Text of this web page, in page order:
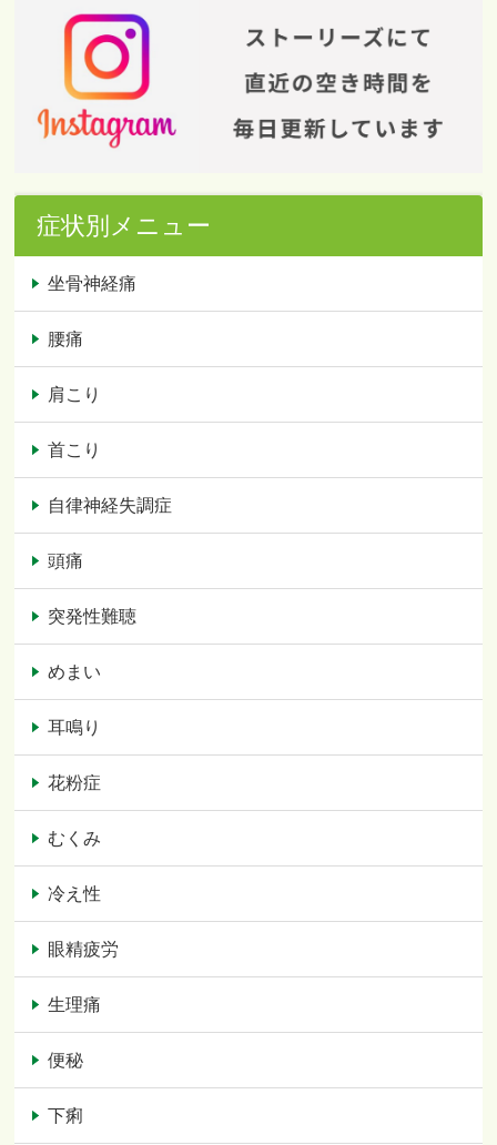
症状別メニュー
坐骨神経痛
腰痛
肩こり
首こり
自律神経失調症
頭痛
突発性難聴
めまい
耳鳴り
花粉症
むくみ
冷え性
眼精疲労
生理痛
便秘
下痢